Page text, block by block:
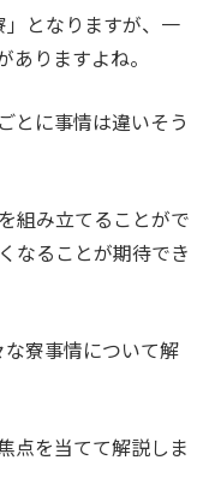
となりますが、一
りますよね。
とに事情は違いそう
組み立てることがで
なることが期待でき
寮事情について解
点を当てて解説しま